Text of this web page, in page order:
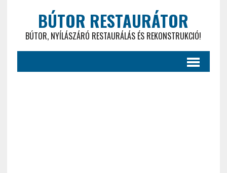
BÚTOR RESTAURÁTOR
BÚTOR, NYÍLÁSZÁRÓ RESTAURÁLÁS ÉS REKONSTRUKCIÓ!